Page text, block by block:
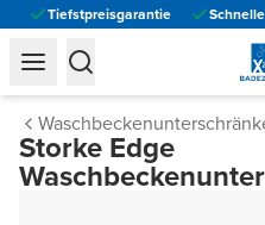
Tiefstpreisgarantie
Storke Edge